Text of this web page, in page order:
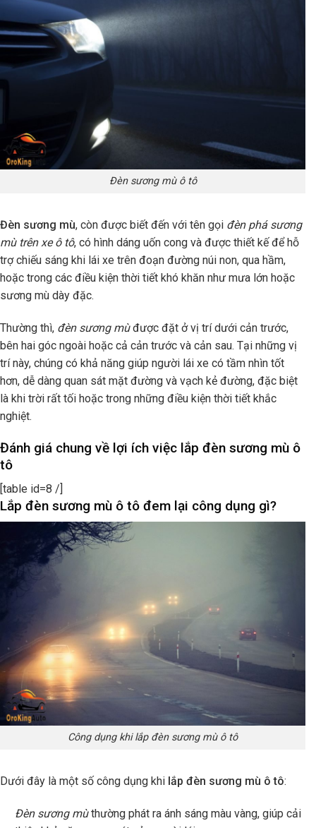
Đèn sương mù ô tô
Đèn sương mù, còn được biết đến với tên gọi đèn phá sương
mù trên xe ô tô, có hình dáng uốn cong và được thiết kế để hỗ
trợ chiếu sáng khi lái xe trên đoạn đường núi non, qua hầm,
hoặc trong các điều kiện thời tiết khó khăn như mưa lớn hoặc
sương mù dày đặc.
Thường thì, đèn sương mùđược đặt ở vị trí dưới cản trước,
bên hai góc ngoài hoặc cả cản trước và cản sau. Tại những vị
trí này, chúng có khả năng giúp người lái xe có tầm nhìn tốt
hơn, dễ dàng quan sát mặt đường và vạch kẻ đường, đặc biệt
là khi trời rất tối hoặc trong những điều kiện thời tiết khắc
nghiệt.
Đánh giá chung về lợi ích việc lắp đèn sương mù ô
tô
[table id=8 /]
Lắp đèn sương mù ô tô đem lại công dụng gì?
Công dụng khi lắp đèn sương mù ô tô
Dưới đây là một số công dụng khi lắp đèn sương mù ô tô:
Đèn sương mùthường phát ra ánh sáng màu vàng, giúp cải